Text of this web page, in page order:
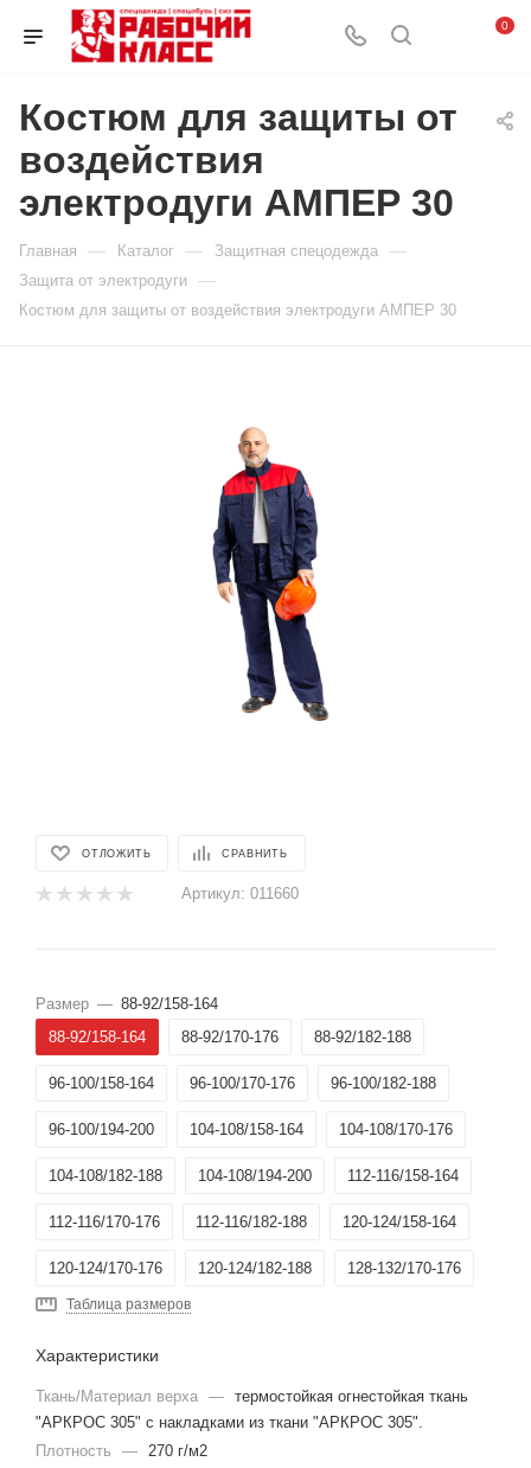
0
Костюм для защиты от
воздействия
электродуги АМПЕР 30
Главная — Каталог — Защитная спецодежда —
Защита от электродуги —
Костюм для защиты от воздействия электродуги АМПЕР 30
ОТЛОЖИТЬ СРАВНИТЬ
Артикул: 011660
Размер — 88-92/158-164
88-92/158-164
88-92/170-176 88-92/182-188
96-100/158-164 96-100/170-176 96-100/182-188
96-100/194-200 104-108/158-164 104-108/170-176
104-108/182-188 104-108/194-200 112-116/158-164
112-116/170-176 112-116/182-188 120-124/158-164
120-124/170-176 120-124/182-188 128-132/170-176
128-132/182-188
88-92/194-200
Таблица размеров
Характеристики
Ткань/Материал верха — термостойкая огнестойкая ткань
"АРКРОС 305" с накладками из ткани "АРКРОС 305".
Плотность
— 270 г/м2